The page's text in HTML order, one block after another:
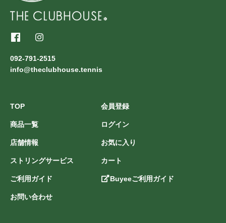
092-791-2515
info@theclubhouse.tennis
TOP
商品一覧
店舗情報
ストリングサービス
ご利用ガイド
お問い合わせ
会員登録
ログイン
お気に入り
カート
Buyeeご利用ガイド